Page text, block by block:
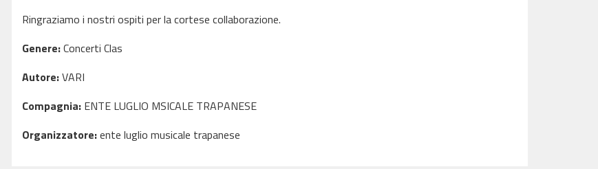
Ringraziamo i nostri ospiti per la cortese collaborazione.
Genere:Concerti Clas
Autore:VARI
Compagnia: ENTE LUGLIO MSICALE TRAPANESE
Organizzatore:ente luglio musicale trapanese